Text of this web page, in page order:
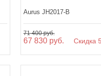
Aurus JH2017-B
71 400 руб.
67 830 руб. Скидка